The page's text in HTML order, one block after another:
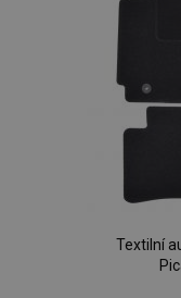
Textilní